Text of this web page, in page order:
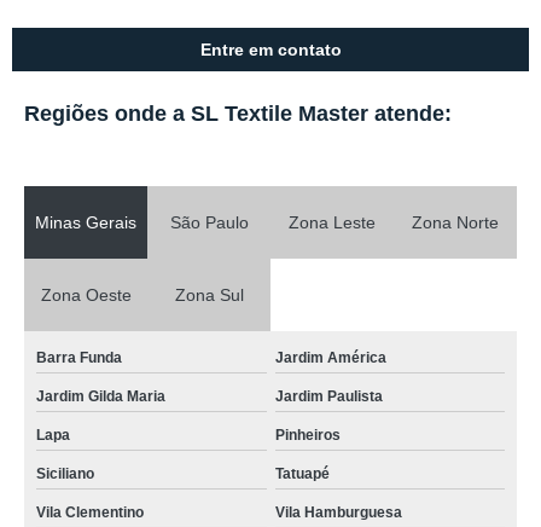
Entre em contato
Regiões onde a SL Textile Master atende:
Minas Gerais São Paulo Zona Leste Zona Norte
Zona Oeste Zona Sul
Barra Funda Jardim América
Jardim Gilda Maria Jardim Paulista
Lapa Pinheiros
Siciliano Tatuapé
Vila Clementino Vila Hamburguesa